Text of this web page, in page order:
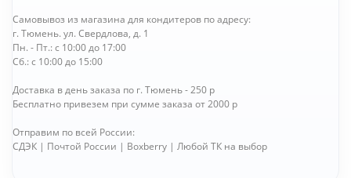
Самовывоз из магазина для кондитеров по адресу:
г. Тюмень. ул. Свердлова, д. 1
Пн. - Пт.: с 10:00 до 17:00
Сб.: с 10:00 до 15:00
Доставка в день заказа по г. Тюмень - 250 р
Бесплатно привезем при сумме заказа от 2000 р
Отправим по всей России:
СДЭК | Почтой России | Boxberry | Любой ТК на выбор